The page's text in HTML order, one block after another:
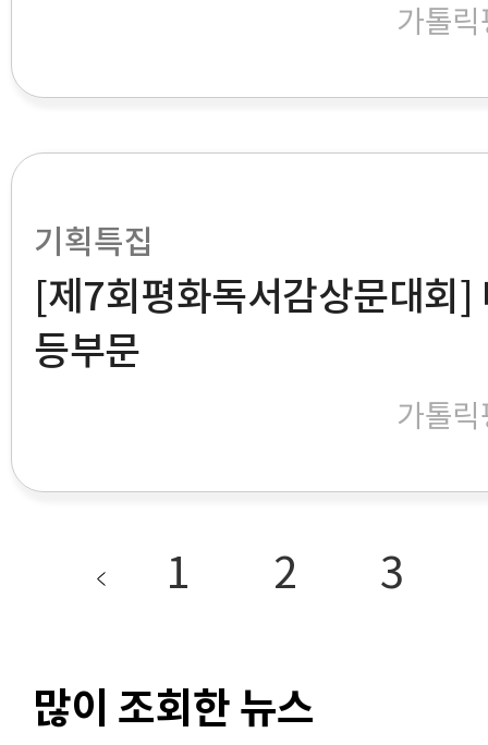
가톨
기획특집
[제7회평화독서감상문대회]
등부문
가톨
1 2 3
많이 조회한 뉴스